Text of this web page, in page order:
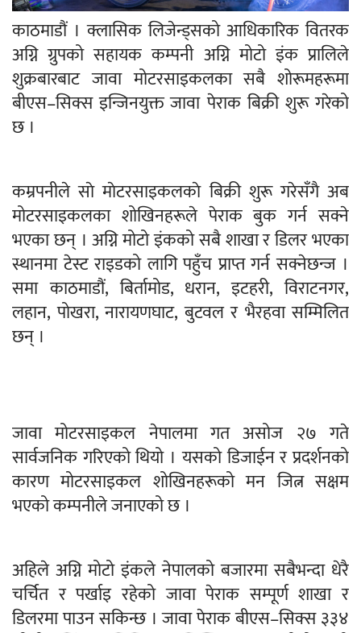
काठमाडौं । क्लासिक लिजेन्ड्सको आधिकारिक वितरक
अग्नि ग्रुपको सहायक कम्पनी अग्नि मोटो इंक प्रालिले
शुक्रबारबाट जावा मोटरसाइकलका सबै शोरूमहरूमा
बीएस–सिक्स इन्जिनयुक्त जावा पेराक बिक्री शुरू गरेको
छ ।
कम्रपनीले साे माेटरसाइकलकाे बिक्री शुरू गरेसँगै अब
मोटरसाइकलका शोखिनहरूले पेराक बुक गर्न सक्ने
भएका छन् । अग्नि मोटो इंकको सबै शाखा र डिलर भएका
स्थानमा टेस्ट राइडको लागि पहुँच प्राप्त गर्न सक्नेछन्ज ।
समा काठमाडौं, बिर्तामोड, धरान, इटहरी, विराटनगर,
लहान, पोखरा, नारायणघाट, बुटवल र भैरहवा सम्मिलित
छन् ।
जावा मोटरसाइकल नेपालमा गत असोज २७ गते
सार्वजनिक गरिएको थियो । यसको डिजाईन र प्रदर्शनको
कारण मोटरसाइकल शोखिनहरूको मन जित्न सक्षम
भएको कम्पनीले जनाएको छ ।
अहिले अग्नि मोटो इंकले नेपालको बजारमा सबैभन्दा धेरै
चर्चित र पर्खाइ रहेको जावा पेराक सम्पूर्ण शाखा र
डिलरमा पाउन सकिन्छ । जावा पेराक बीएस–सिक्स ३३४